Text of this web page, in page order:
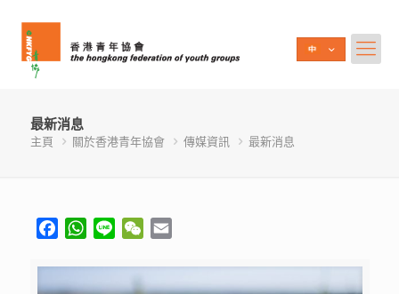
最新消息
主頁 關於香港青年協會 傳媒資訊 最新消息
FacebookWhatsApp
Line WeChat